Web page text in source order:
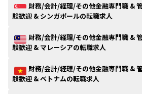
財務/会計/経理/その他金融専門職 &
験歓迎 & シンガポールの転職求人
財務/会計/経理/その他金融専門職 &
験歓迎 & マレーシアの転職求人
財務/会計/経理/その他金融専門職 &
験歓迎 & ベトナムの転職求人